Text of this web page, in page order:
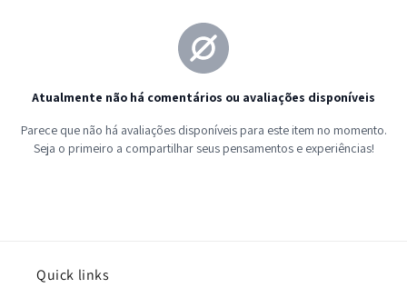
Quick links